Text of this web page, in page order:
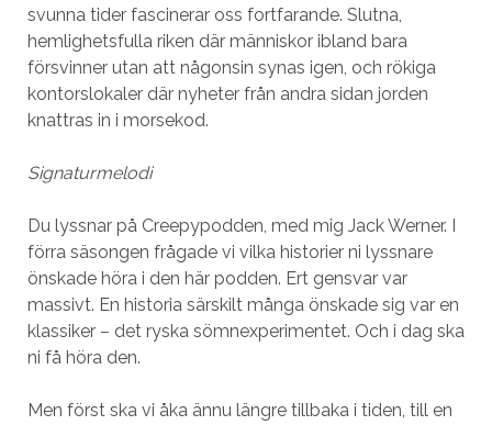
svunna tider fascinerar oss fortfarande. Slutna,
hemlighetsfulla riken där människor ibland bara
försvinner utan att någonsin synas igen, och rökiga
kontorslokaler där nyheter från andra sidan jorden
knattras in i morsekod.
Signaturmelodi
Du lyssnar på Creepypodden, med mig Jack Werner. I
förra säsongen frågade vi vilka historier ni lyssnare
önskade höra i den här podden. Ert gensvar var
massivt. En historia särskilt många önskade sig var en
klassiker – det ryska sömnexperimentet. Och i dag ska
ni få höra den.
Men först ska vi åka ännu längre tillbaka i tiden, till en